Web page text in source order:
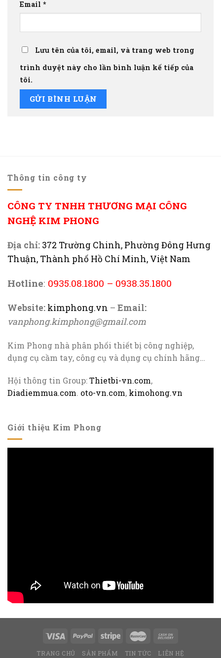
Email *
Lưu tên của tôi, email, và trang web trong
trình duyệt này cho lần bình luận kế tiếp của
tôi.
Thông tin công ty
CÔNG TY TNHH THƯƠNG MẠI CÔNG
NGHỆ KIM PHONG
Địa chỉ: 372 Trường Chinh, Phường Đông Hưng
Thuận, Thành phố Hồ Chí Minh, Việt Nam
Hotline: 0935.08.1800 – 0938.35.1800
Website: kimphong.vn – Email:
vanphong.kimphong@gmail.com
Kim Phong nhà phân phối thiết bị công nghiệp,
dụng cụ cầm tay, công cụ và dụng cụ chính hãng…
Hội thông tin Group:Thietbi-vn.com,
Diadiemmua.com. oto-vn.com, kimohong.vn
Giới thiệu Kim Phong
TRANG CHỦ SẢN PHẨM TIN TỨC LIÊN HỆ